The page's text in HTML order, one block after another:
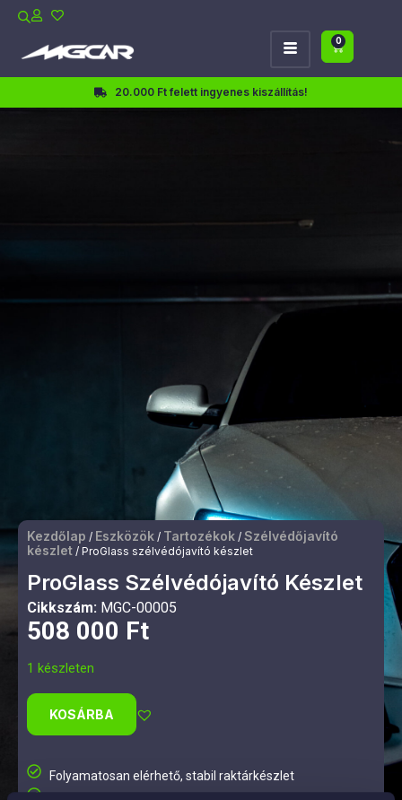
0
20.000 Ft felett ingyenes kiszállítás!
Kezdőlap / Eszközök / Tartozékok / Szélvédőjavító
készlet / ProGlass szélvédójavító készlet
ProGlass Szélvédójavító Készlet
Cikkszám: MGC-00005
508 000 Ft
1 készleten
KOSÁRBA
Folyamatosan elérhető, stabil raktárkészlet